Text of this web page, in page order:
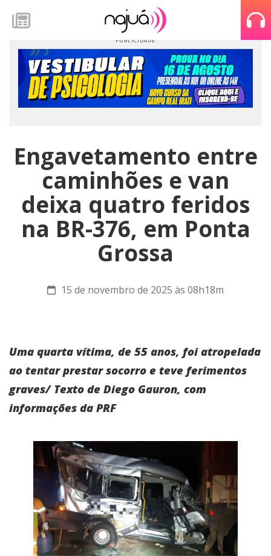
Engavetamento entre
caminhões e van
deixa quatro feridos
na BR-376, em Ponta
Grossa
15 de novembro de 2025 às 08h18m
Uma quarta vítima, de 55 anos, foi atropelada
ao tentar prestar socorro e teve ferimentos
graves/ Texto de Diego Gauron, com
informações da PRF